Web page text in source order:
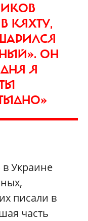
КЯХТУ,
ОН
Я
Украине
писали в
часть